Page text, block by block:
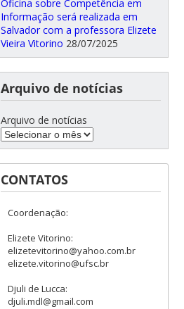
Oficina sobre Competência em
Informação será realizada em
Salvador com a professora Elizete
Vieira Vitorino 28/07/2025
Arquivo de notícias
Arquivo de notícias
CONTATOS
Coordenação:
Elizete Vitorino:
elizetevitorino@yahoo.com.br
elizete.vitorino@ufsc.br
Djuli de Lucca:
djuli.mdl@gmail.com